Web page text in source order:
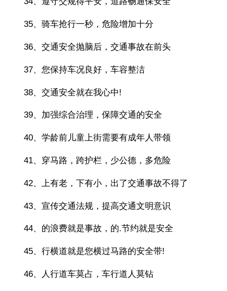
35、骑车抢行一秒，危险增加十分
36、交通安全抛脑后，交通事故在前头
37、您保持车况良好，车容整洁
38、交通安全就在我心中!
39、加强综合治理，保障交通的安全
40、学龄前儿童上街需要有成年人带领
41、穿马路，跨护栏，少公德，多危险
42、上有老，下有小，出了交通事故不得了
43、宣传交通法规，提高交通文明意识
44、的浪费就是事故，的.节约就是安全
45、行横道就是您横过马路的安全带!
46、人行道车莫占，车行道人莫钻